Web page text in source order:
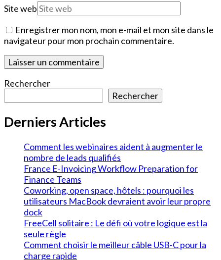
Site web
Enregistrer mon nom, mon e-mail et mon site dans le
navigateur pour mon prochain commentaire.
Rechercher
Rechercher
Derniers Articles
Comment les webinaires aident à augmenter le
nombre de leads qualifiés
France E-Invoicing Workflow Preparation for
Finance Teams
Coworking, open space, hôtels : pourquoi les
utilisateurs MacBook devraient avoir leur propre
dock
FreeCell solitaire : Le défi où votre logique est la
seule règle
Comment choisir le meilleur câble USB-C pour la
charge rapide